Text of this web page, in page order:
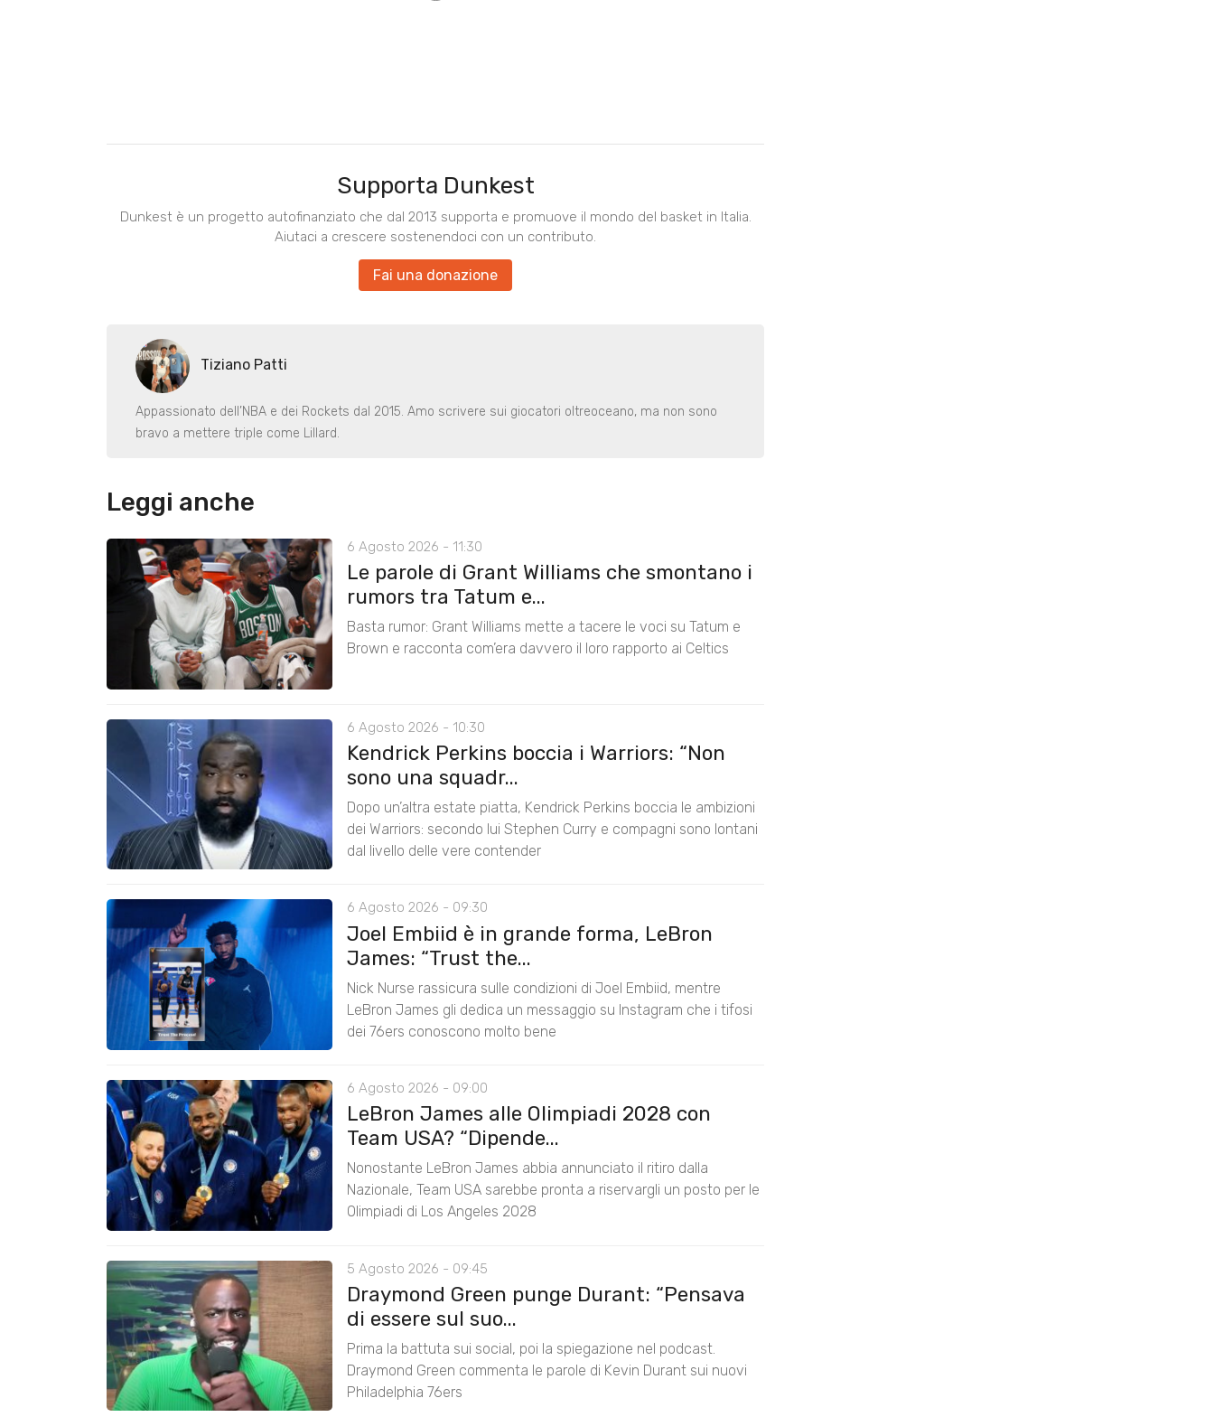
Supporta Dunkest
Dunkest è un progetto autofinanziato che dal 2013 supporta e promuove il mondo del basket in Italia.
Aiutaci a crescere sostenendoci con un contributo.
Fai una donazione
Tiziano Patti
Appassionato dell’NBA e dei Rockets dal 2015. Amo scrivere sui giocatori oltreoceano, ma non sono
bravo a mettere triple come Lillard.
Leggi anche
6 Agosto 2026 - 11:30
Le parole di Grant Williams che smontano i
rumors tra Tatum e...
Basta rumor: Grant Williams mette a tacere le voci su Tatum e
Brown e racconta com’era davvero il loro rapporto ai Celtics
6 Agosto 2026 - 10:30
Kendrick Perkins boccia i Warriors: “Non
sono una squadr...
Dopo un’altra estate piatta, Kendrick Perkins boccia le ambizioni
dei Warriors: secondo lui Stephen Curry e compagni sono lontani
dal livello delle vere contender
6 Agosto 2026 - 09:30
Joel Embiid è in grande forma, LeBron
James: “Trust the...
Nick Nurse rassicura sulle condizioni di Joel Embiid, mentre
LeBron James gli dedica un messaggio su Instagram che i tifosi
dei 76ers conoscono molto bene
6 Agosto 2026 - 09:00
LeBron James alle Olimpiadi 2028 con
Team USA? “Dipende...
Nonostante LeBron James abbia annunciato il ritiro dalla
Nazionale, Team USA sarebbe pronta a riservargli un posto per le
Olimpiadi di Los Angeles 2028
5 Agosto 2026 - 09:45
Draymond Green punge Durant: “Pensava
di essere sul suo...
Prima la battuta sui social, poi la spiegazione nel podcast.
Draymond Green commenta le parole di Kevin Durant sui nuovi
Philadelphia 76ers